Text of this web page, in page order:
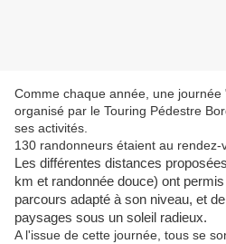
Comme chaque année, une
organisé par le Touring Pédestre
ses activités.
130 randonneurs étaient au rendez-
Les différentes distances
km et randonnée douce) ont
parcours adapté à son niveau, et
paysages sous un soleil radieux.
A l'issue de cette journée, tous se